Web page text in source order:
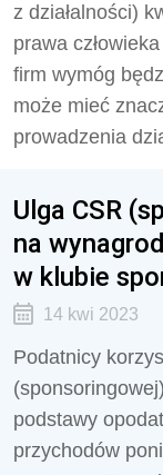
z działalności)
prawa
firm wymóg
może mieć
prowadzenia
Ulga CSR
na
w klubie
14 kwi 2023
Podatnicy
podstawy
przychodów